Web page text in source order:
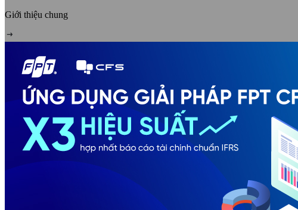
Giới thiệu chung